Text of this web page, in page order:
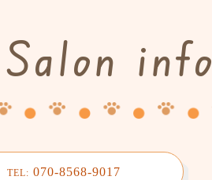
Salon info
TEL: 070-8568-9017